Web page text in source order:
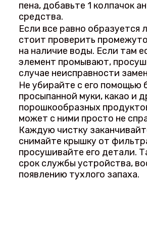
пена, добавьте 1 колпачок
средства.
Если все равно образуется
стоит проверить
на наличие воды. Если там
элемент промывают,
случае неисправности
Не убирайте с его помощью
просыпанной муки, какао и
порошкообразных
может с ними просто не
Каждую чистку
снимайте крышку от
просушивайте его детали.
срок службы устройства,
появлению тухлого запаха.